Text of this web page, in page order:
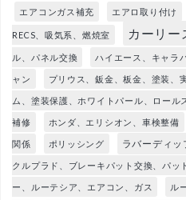
エアコンガス補充 エアロ取り付け
RECS、吸気系、燃焼室 カーリー
ル、パネル交換 ハイエース、キャラ
ャン プリウス、鈑金、板金、塗装、
ム、塗装保護、ホワイトパール、ロール
補修 ホンダ、エリシオン、車検整備
関係 ポリッシング ラバーディッ
クルプラド、ブレーキパット交換、パッ
ー、ルーテシア、エアコン、ガス ル